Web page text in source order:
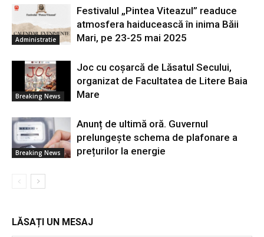
Administratie
Festivalul „Pintea Viteazul” readuce
atmosfera haiducească în inima Băii
Mari, pe 23-25 mai 2025
Breaking News
Joc cu coșarcă de Lăsatul Secului,
organizat de Facultatea de Litere Baia
Mare
Breaking News
Anunț de ultimă oră. Guvernul
prelungește schema de plafonare a
prețurilor la energie
LĂSAȚI UN MESAJ